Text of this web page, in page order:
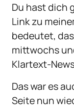
Du hast dich
Link zu
bedeutet,
mittwochs
Klartext-
Das war es
Seite nun